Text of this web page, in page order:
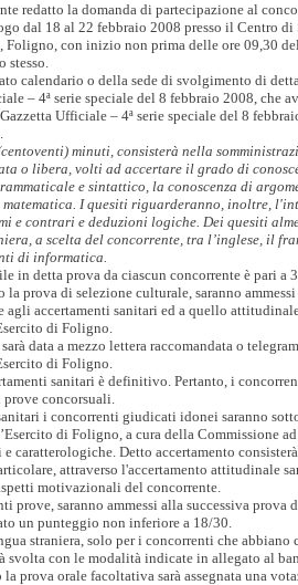
redatto la domanda di partecipazione al
dal 18 al 22 febbraio 2008 presso il Centro
Foligno, con inizio non prima delle ore 09,30
stesso.
calendario o della sede di svolgimento di
– 4ª serie speciale del 8 febbraio 2008, che
Ufficiale – 4ª serie speciale del 8
minuti, consisterà nella
o libera, volti ad accertare il grado di
e sintattico, la conoscenza di
I quesiti riguarderanno, inoltre,
e contrari e deduzioni logiche. Dei quesiti
a scelta del concorrente, tra l’inglese, il
di informatica.
in detta prova da ciascun concorrente è pari a
prova di selezione culturale, saranno
agli accertamenti sanitari ed a quello
di Foligno.
data a mezzo lettera raccomandata o
di Foligno.
sanitari è definitivo. Pertanto, i
prove concorsuali.
i concorrenti giudicati idonei saranno
di Foligno, a cura della Commissione
caratterologiche. Detto accertamento
attraverso l'accertamento attitudinale
motivazionali del concorrente.
prove, saranno ammessi alla successiva
un punteggio non inferiore a 18/30.
straniera, solo per i concorrenti che abbiano
svolta con le modalità indicate in allegato al
prova orale facoltativa sarà assegnata una